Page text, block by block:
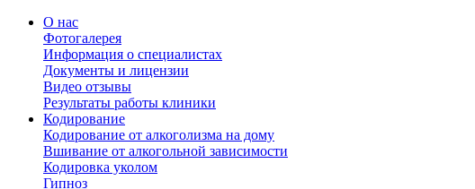
О нас
Фотогалерея
Информация о специалистах
Документы и лицензии
Видео отзывы
Результаты работы клиники
Кодирование
Кодирование от алкоголизма на дому
Вшивание от алкогольной зависимости
Кодировка уколом
Гипноз